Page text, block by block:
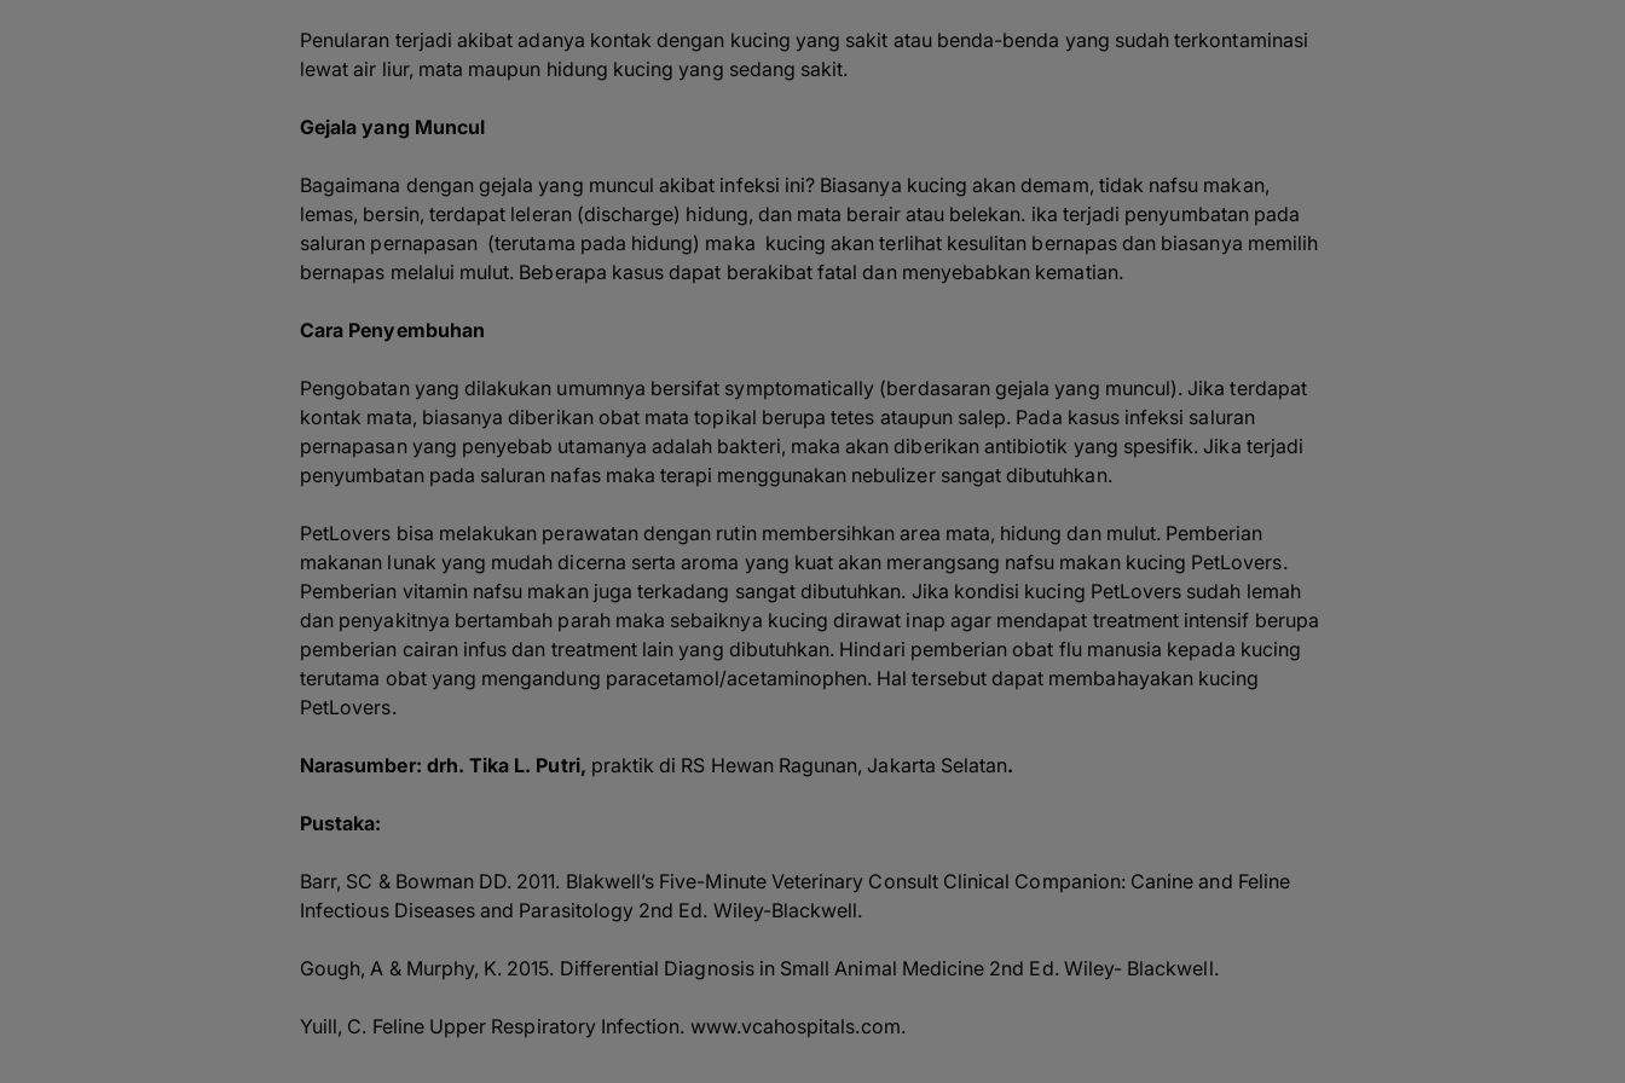
Penularan terjadi akibat adanya kontak dengan kucing yang sakit atau benda-benda yang sudah terkontaminasi
lewat air liur, mata maupun hidung kucing yang sedang sakit.
Gejala yang Muncul
Bagaimana dengan gejala yang muncul akibat infeksi ini? Biasanya kucing akan demam, tidak nafsu makan,
lemas, bersin, terdapat leleran (discharge) hidung, dan mata berair atau belekan. ika terjadi penyumbatan pada
saluran pernapasan (terutama pada hidung) maka kucing akan terlihat kesulitan bernapas dan biasanya memilih
bernapas melalui mulut. Beberapa kasus dapat berakibat fatal dan menyebabkan kematian.
Cara Penyembuhan
Pengobatan yang dilakukan umumnya bersifat symptomatically (berdasaran gejala yang muncul). Jika terdapat
kontak mata, biasanya diberikan obat mata topikal berupa tetes ataupun salep. Pada kasus infeksi saluran
pernapasan yang penyebab utamanya adalah bakteri, maka akan diberikan antibiotik yang spesifik. Jika terjadi
penyumbatan pada saluran nafas maka terapi menggunakan nebulizer sangat dibutuhkan.
PetLovers bisa melakukan perawatan dengan rutin membersihkan area mata, hidung dan mulut. Pemberian
makanan lunak yang mudah dicerna serta aroma yang kuat akan merangsang nafsu makan kucing PetLovers.
Pemberian vitamin nafsu makan juga terkadang sangat dibutuhkan. Jika kondisi kucing PetLovers sudah lemah
dan penyakitnya bertambah parah maka sebaiknya kucing dirawat inap agar mendapat treatment intensif berupa
pemberian cairan infus dan treatment lain yang dibutuhkan. Hindari pemberian obat flu manusia kepada kucing
terutama obat yang mengandung paracetamol/acetaminophen. Hal tersebut dapat membahayakan kucing
PetLovers.
Narasumber: drh. Tika L. Putri, praktik di RS Hewan Ragunan, Jakarta Selatan.
Pustaka:
Barr, SC & Bowman DD. 2011. Blakwell’s Five-Minute Veterinary Consult Clinical Companion: Canine and Feline
Infectious Diseases and Parasitology 2nd Ed. Wiley-Blackwell.
Gough, A & Murphy, K. 2015. Differential Diagnosis in Small Animal Medicine 2nd Ed. Wiley- Blackwell.
Yuill, C. Feline Upper Respiratory Infection. www.vcahospitals.com.